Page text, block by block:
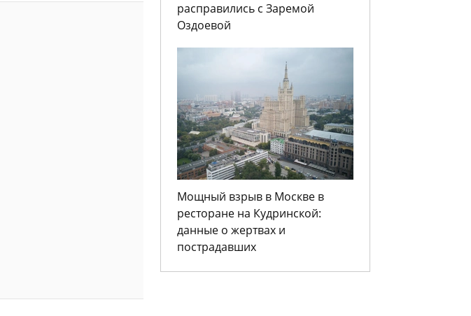
расправились с Заремой
Оздоевой
Мощный взрыв в Москве в
ресторане на Кудринской:
данные о жертвах и
пострадавших